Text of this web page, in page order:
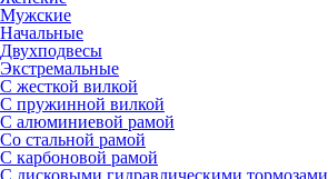
Мужские
Начальные
Двухподвесы
Экстремальные
С жесткой вилкой
С пружинной вилкой
С алюминиевой рамой
Со стальной рамой
С карбоновой рамой
С дисковыми гидравлическими тормозами